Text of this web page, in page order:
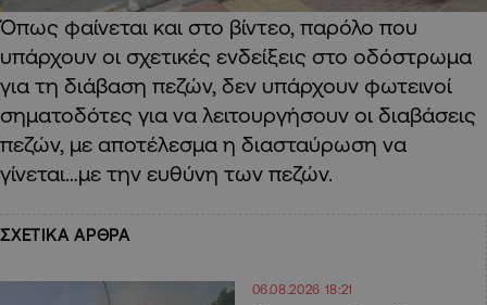
Όπως φαίνεται και στο βίντεο, παρόλο που
υπάρχουν οι σχετικές ενδείξεις στο οδόστρωμα
για τη διάβαση πεζών, δεν υπάρχουν φωτεινοί
σηματοδότες για να λειτουργήσουν οι διαβάσεις
πεζών, με αποτέλεσμα η διασταύρωση να
γίνεται…με την ευθύνη των πεζών.
ΣΧΕΤΙΚΑ ΑΡΘΡΑ
06.08.2026 18:21